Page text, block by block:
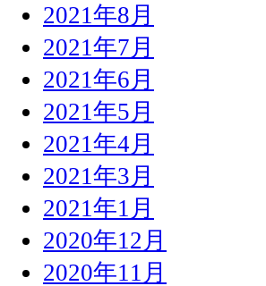
2021年8月
2021年7月
2021年6月
2021年5月
2021年4月
2021年3月
2021年1月
2020年12月
2020年11月